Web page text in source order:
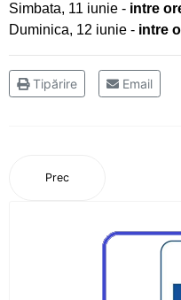
Georgiana
Oaspete din
Obiectiv realizat
Simbata, 11 iunie - intre
Duminica, 12 iunie - intre
Tipărire Email
Prec